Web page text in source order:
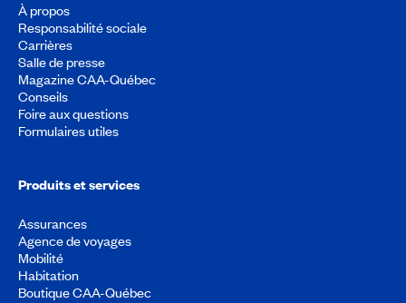
À propos
Responsabilité sociale
Carrières
Salle de presse
Magazine CAA-Québec
Conseils
Foire aux questions
Formulaires utiles
Produits et services
Assurances
Agence de voyages
Mobilité
Habitation
Boutique CAA-Québec